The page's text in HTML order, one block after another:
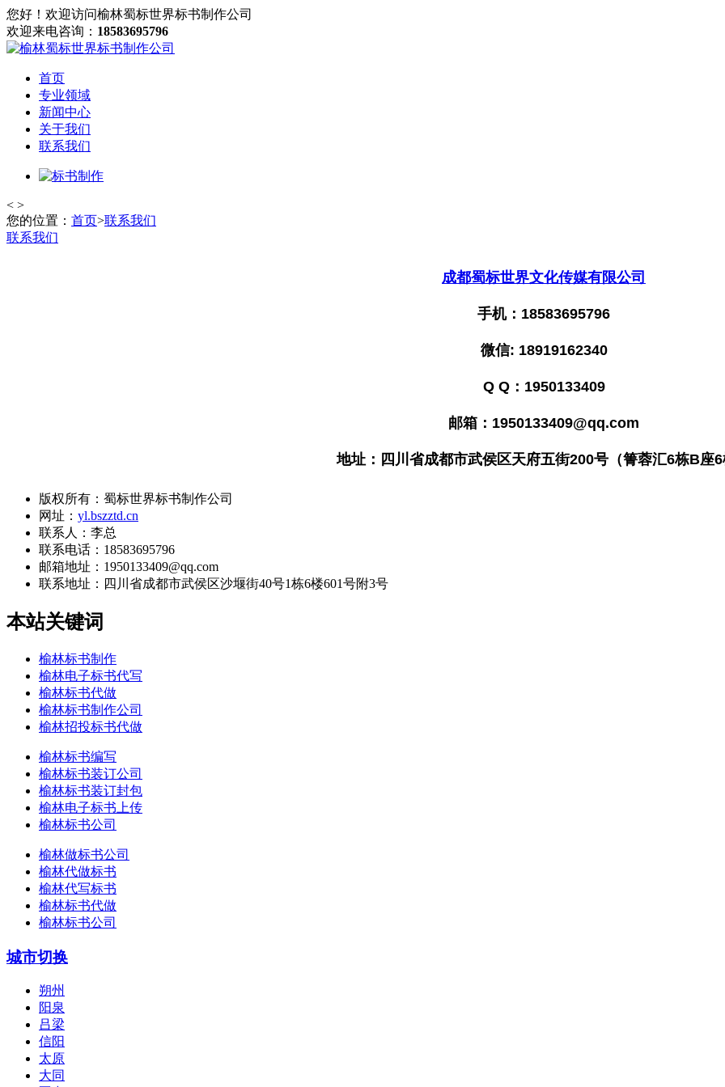
您好！欢迎访问榆林蜀标世界标书制作公司
欢迎来电咨询： 18583695796
首页
专业领域
新闻中心
关于我们
联系我们
< >
您的位置： 首页>联系我们
联系我们
成都蜀标世界文化传媒有限公司
手机：18583695796
微信: 18919162340
Q Q：1950133409
邮箱：1950133409@qq.com
地址：四川省成都市武侯区天府五街200号（箐蓉汇6栋B座
版权所有：蜀标世界标书制作公司
网址： yl.bszztd.cn
联系人：李总
联系电话：18583695796
邮箱地址：1950133409@qq.com
联系地址： 四川省成都市武侯区沙堰街40号1栋6楼601号附3号
本站关键词
榆林标书制作
榆林电子标书代写
榆林标书代做
榆林标书制作公司
榆林招投标书代做
榆林标书编写
榆林标书装订公司
榆林标书装订封包
榆林电子标书上传
榆林标书公司
榆林做标书公司
榆林代做标书
榆林代写标书
榆林标书代做
榆林标书公司
城市切换
朔州
阳泉
吕梁
信阳
太原
大同